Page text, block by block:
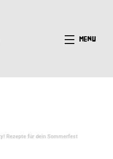
Menü
Rezepte für dein Sommerfest